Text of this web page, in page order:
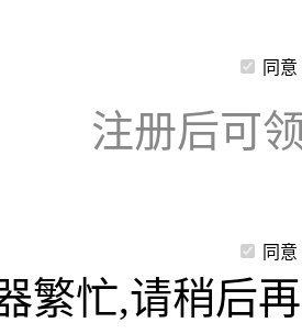
同意
注册后可
同意
繁忙,请稍后